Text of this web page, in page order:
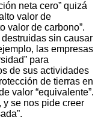
neta cero” quizá
valor de
valor de carbono”.
sin causar
las empresas
para
de sus actividades
de tierras en
valor “equivalente”.
y se nos pide creer